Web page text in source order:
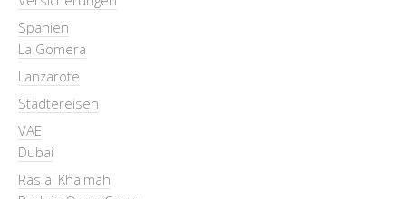
Spanien
La Gomera
Lanzarote
Städtereisen
VAE
Dubai
Ras al Khaimah